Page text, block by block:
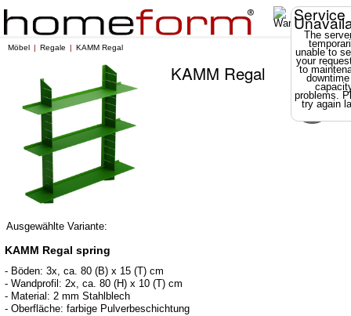
Service
The
unable to
your
to
problems.
try again
Möbel Regale KAMM Regal
KAMM Regal
Ausgewählte Variante:
KAMM Regal spring
- Böden: 3x, ca. 80 (B) x 15 (T) cm
- Wandprofil: 2x, ca. 80 (H) x 10 (T) cm
- Material: 2 mm Stahlblech
- Oberfläche: farbige Pulverbeschichtung